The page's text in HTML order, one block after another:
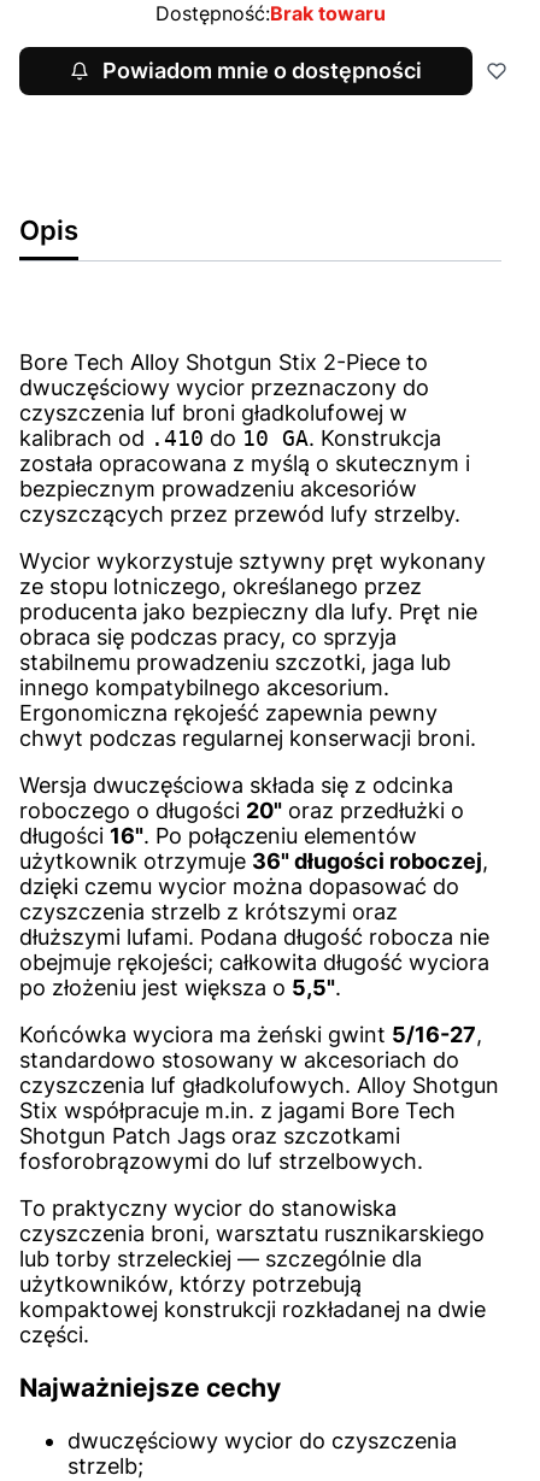
Dostępność:Brak towaru
Powiadom mnie o dostępności
Opis
Bore Tech Alloy Shotgun Stix 2-Piece to
dwuczęściowy wycior przeznaczony do
czyszczenia luf broni gładkolufowej w
kalibrach od .410 do 10 GA. Konstrukcja
została opracowana z myślą o skutecznym i
bezpiecznym prowadzeniu akcesoriów
czyszczących przez przewód lufy strzelby.
Wycior wykorzystuje sztywny pręt wykonany
ze stopu lotniczego, określanego przez
producenta jako bezpieczny dla lufy. Pręt nie
obraca się podczas pracy, co sprzyja
stabilnemu prowadzeniu szczotki, jaga lub
innego kompatybilnego akcesorium.
Ergonomiczna rękojeść zapewnia pewny
chwyt podczas regularnej konserwacji broni.
Wersja dwuczęściowa składa się z odcinka
roboczego o długości 20" oraz przedłużki o
długości 16". Po połączeniu elementów
użytkownik otrzymuje 36" długości roboczej,
dzięki czemu wycior można dopasować do
czyszczenia strzelb z krótszymi oraz
dłuższymi lufami. Podana długość robocza nie
obejmuje rękojeści; całkowita długość wyciora
po złożeniu jest większa o 5,5".
Końcówka wyciora ma żeński gwint 5/16-27,
standardowo stosowany w akcesoriach do
czyszczenia luf gładkolufowych. Alloy Shotgun
Stix współpracuje m.in. z jagami Bore Tech
Shotgun Patch Jags oraz szczotkami
fosforobrązowymi do luf strzelbowych.
To praktyczny wycior do stanowiska
czyszczenia broni, warsztatu rusznikarskiego
lub torby strzeleckiej — szczególnie dla
użytkowników, którzy potrzebują
kompaktowej konstrukcji rozkładanej na dwie
części.
Najważniejsze cechy
dwuczęściowy wycior do czyszczenia
strzelb;